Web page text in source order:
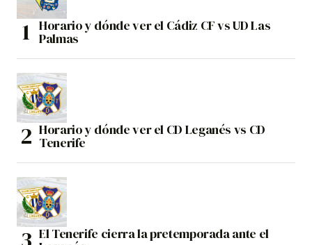
Horario y dónde ver el Cádiz CF vs UD Las
Palmas
Horario y dónde ver el CD Leganés vs CD
Tenerife
El Tenerife cierra la pretemporada ante el